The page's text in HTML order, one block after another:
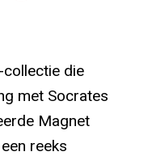
collectie die
met Socrates
Magnet
reeks